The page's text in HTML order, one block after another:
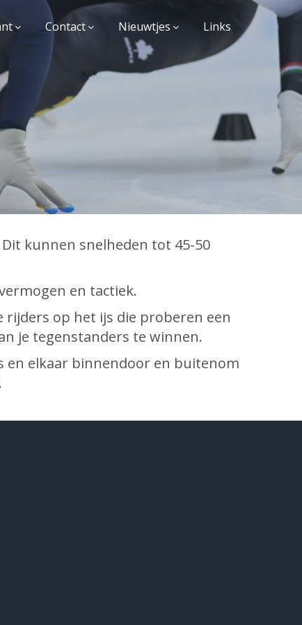
Contact Nieuwtjes Links
kunnen snelheden tot 45-50
en tactiek.
op het ijs die proberen een
je tegenstanders te winnen.
en elkaar binnendoor en buitenom